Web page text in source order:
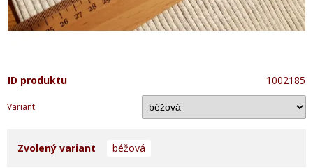
ID produktu 1002185
Variant
Zvolený variant béžová